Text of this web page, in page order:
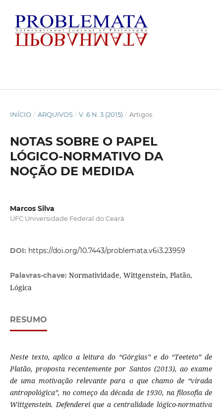
INÍCIO / ARQUIVOS / V. 6 N. 3 (2015) / Artigos
NOTAS SOBRE O PAPEL
LÓGICO-NORMATIVO DA
NOÇÃO DE MEDIDA
Marcos Silva
UFC Universidade Federal do Ceará
DOI: https://doi.org/10.7443/problemata.v6i3.23959
Palavras-chave: Normatividade, Wittgenstein, Platão,
Lógica
RESUMO
Neste texto, aplico a leitura do “Górgias” e do “Teeteto” de
Platão, proposta recentemente por Santos (2013), ao exame
de uma motivação relevante para o que chamo de “virada
antropológica”, no começo da década de 1930, na filosofia de
Wittgenstein. Defenderei que a centralidade lógico-normativa